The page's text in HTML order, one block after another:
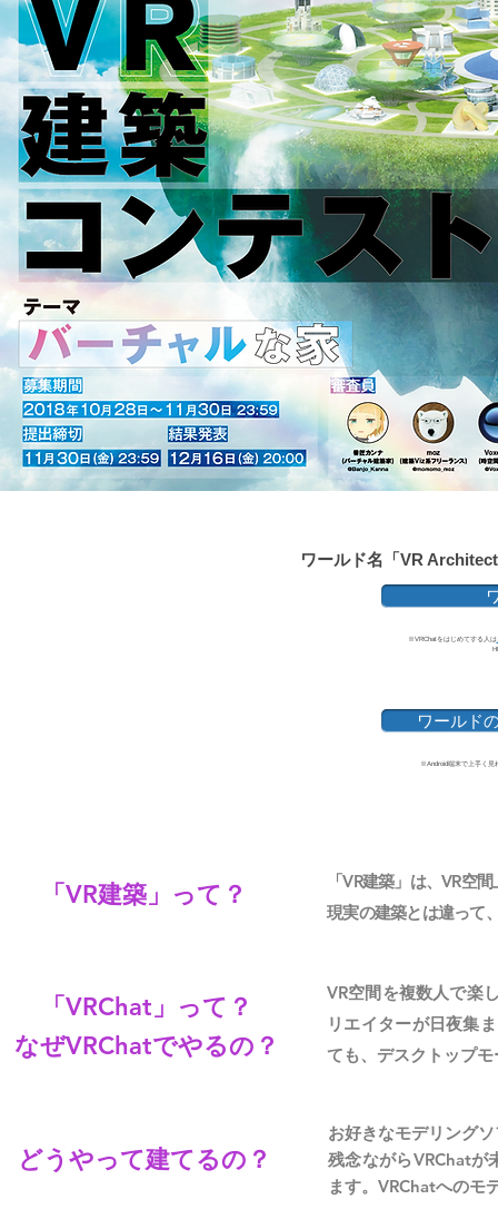
ワールド名「VR
​※VRChatをはじめてする人は
ワールド
​※Android端末で上手く見
「VR建築」って？
「VR建築」は、VR空
現実の建築とは違って
「VRChat」って？
なぜVRChatでやるの？
VR空間を複数人で楽
リエイターが日夜集
ても、デスクトップ
​どうやって建てるの？
お好きなモデリング
残念ながらVRChatが
ます。VRChatへのモ